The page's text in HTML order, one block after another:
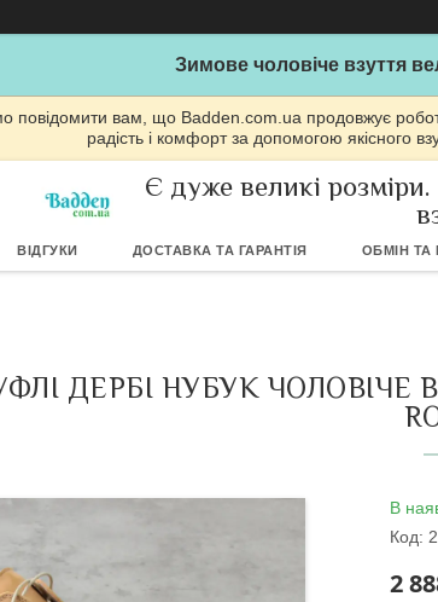
Зимове чоловіче взуття
повідомити вам, що Badden.com.ua продовжує
радість і комфорт за допомогою якісного
Є дуже великі
ВІДГУКИ ДОСТАВКА ТА ГАРАНТІЯ ОБМІН ТА
ДЕРБІ НУБУК ЧОЛОВІЧЕ
В
Код:
2